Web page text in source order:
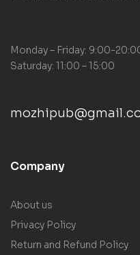
Monday – Friday: 9:00-
Saturday: 11:00 – 15:00
Company
About us
Privacy Policy
Return and Refund Policy